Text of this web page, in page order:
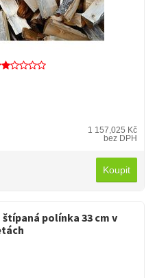
1 157,025 Kč
bez DPH
Koupit
polínka 33 cm v